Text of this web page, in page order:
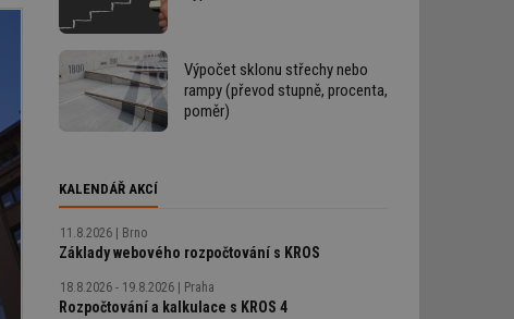
Výpočet sklonu střechy nebo
rampy (převod stupně, procenta,
poměr)
KALENDÁŘ AKCÍ
11.8.2026 Brno
Základy webového rozpočtování s KROS
18.8.2026 - 19.8.2026 Praha
Rozpočtování a kalkulace s KROS 4